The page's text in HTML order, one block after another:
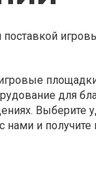
для
Выберите
нами и